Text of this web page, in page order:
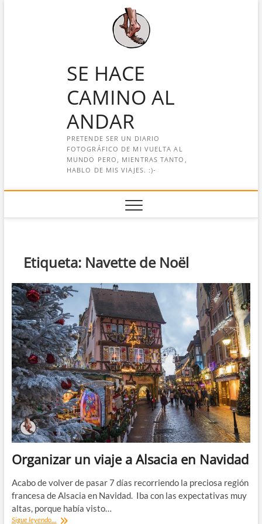
SE HACE
CAMINO AL
ANDAR
PRETENDE SER UN DIARIO
FOTOGRÁFICO DE MI VUELTA AL
MUNDO PERO, MIENTRAS TANTO,
HABLO DE MIS VIAJES. :)-
Etiqueta: Navette de Noël
Organizar un viaje a Alsacia en Navidad
Acabo de volver de pasar 7 días recorriendo la preciosa región
francesa de Alsacia en Navidad. Iba con las expectativas muy
altas, porque había visto…
Sigue leyendo...
Organizar